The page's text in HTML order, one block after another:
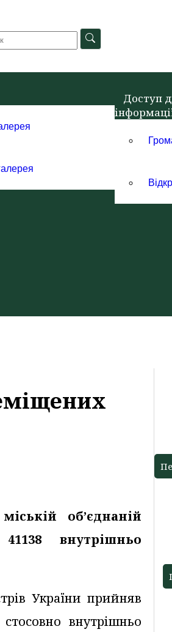
Доступ
об’єднаній
внутрішньо
України прийняв
внутрішньо